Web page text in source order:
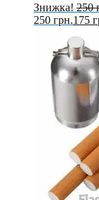
Знижка! 250
250 грн.175